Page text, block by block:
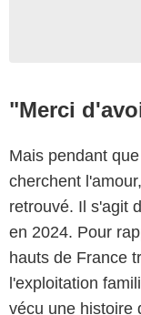
"Merci
Mais pendant
cherchent
retrouvé. Il s'agit
en 2024. Pour
hauts de France
l'exploitation
vécu une histoire